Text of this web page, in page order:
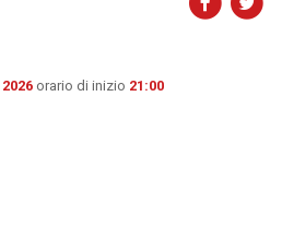
orario di inizio 21:00